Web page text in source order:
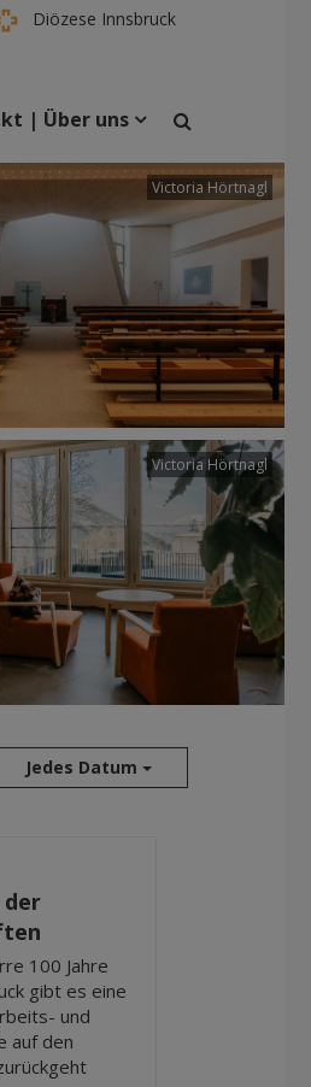
Diözese Innsbruck
suchen
| Über uns
Victoria Hörtnagl
Victoria Hörtnagl
Jedes Datum
Jun 2026
Mai 2026
Apr 2026
Mär 2026
Feb 2026
Jan 2026
der
100 Jahre
gibt es eine
und
auf den